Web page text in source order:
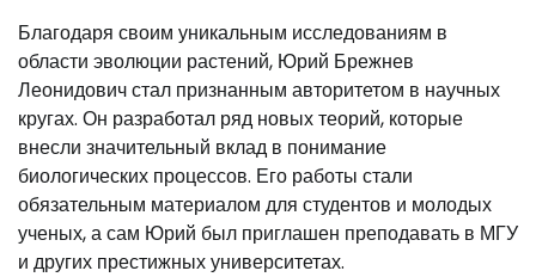
Благодаря своим уникальным исследованиям в
области эволюции растений, Юрий Брежнев
Леонидович стал признанным авторитетом в научных
кругах. Он разработал ряд новых теорий, которые
внесли значительный вклад в понимание
биологических процессов. Его работы стали
обязательным материалом для студентов и молодых
ученых, а сам Юрий был приглашен преподавать в МГУ
и других престижных университетах.